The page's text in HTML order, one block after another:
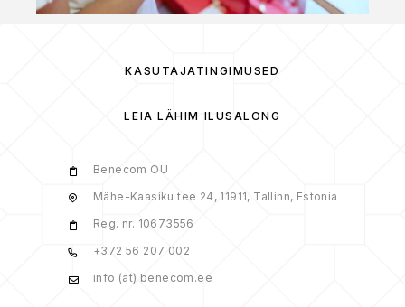
KASUTAJATINGIMUSED
LEIA LÄHIM ILUSALONG
Benecom OÜ
Mähe-Kaasiku tee 24, 11911, Tallinn, Estonia
Reg. nr. 10673556
+372 56 207 002
info (ät) benecom.ee